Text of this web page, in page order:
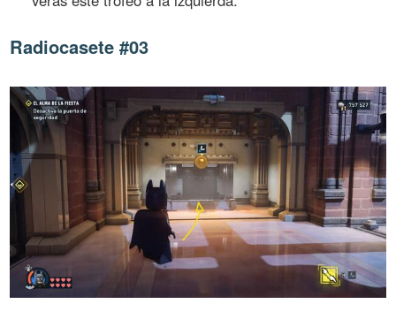
Radiocasete #03